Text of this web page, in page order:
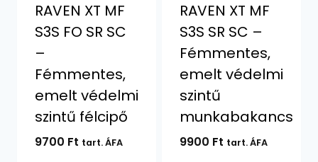
RAVEN XT MF
S3S FO SR SC
–
Fémmentes,
emelt védelmi
szintű félcipő
9700 Ft tart. ÁFA
RAVEN XT MF
S3S SR SC –
Fémmentes,
emelt védelmi
szintű
munkabakancs
9900 Ft tart. ÁFA